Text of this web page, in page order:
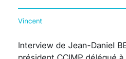
Vincent
Interview de Jean-Daniel